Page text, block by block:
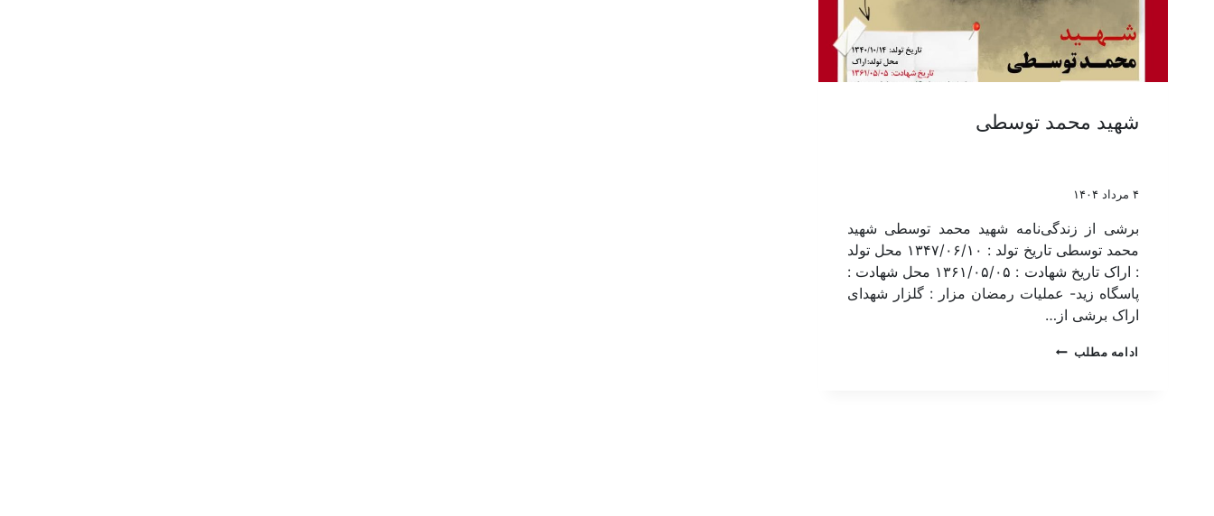
شهید محمد توسطی
۴ مرداد ۱۴۰۴
برشی از زندگی‌نامه شهید محمد توسطی شهید
محمد توسطی تاریخ تولد : ۱۳۴۷/۰۶/۱۰ محل تولد
: اراک تاریخ شهادت : ۱۳۶۱/۰۵/۰۵ محل شهادت :
پاسگاه زید- عملیات رمضان مزار : گلزار شهدای
اراک برشی از…
ادامه مطلب